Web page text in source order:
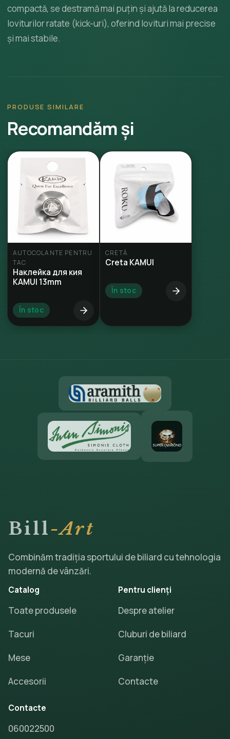
compactă, se destramă mai puțin și ajută la reducerea
loviturilor ratate (kick-uri), oferind lovituri mai precise
și mai stabile.
PRODUSE SIMILARE
Recomandăm și
AUTOCOLANTE PENTRU
TAC
Наклейка для кия
KAMUI 13mm
În stoc
CRETĂ
Creta KAMUI
În stoc
Bill-Art
Combinăm tradiția sportului de biliard cu tehnologia
modernă de vânzări.
Catalog
Toate produsele
Tacuri
Mese
Accesorii
Pentru clienți
Despre atelier
Cluburi de biliard
Garanție
Contacte
Contacte
060022500